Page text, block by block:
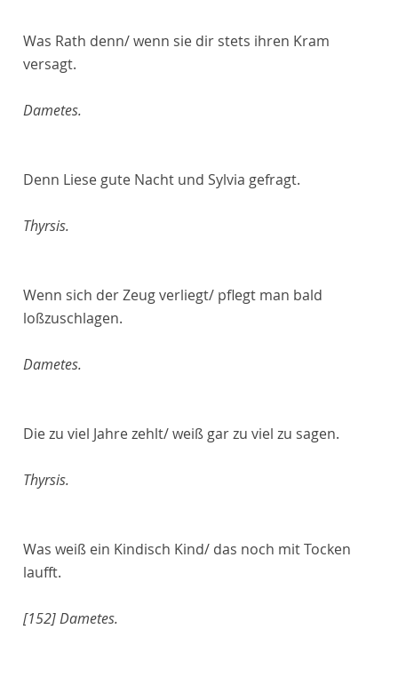
Was Rath denn/ wenn sie dir stets ihren Kram
versagt.
Dametes.
Denn Liese gute Nacht und Sylvia gefragt.
Thyrsis.
Wenn sich der Zeug verliegt/ pflegt man bald
loßzuschlagen.
Dametes.
Die zu viel Jahre zehlt/ weiß gar zu viel zu sagen.
Thyrsis.
Was weiß ein Kindisch Kind/ das noch mit Tocken
laufft.
[152]Dametes.